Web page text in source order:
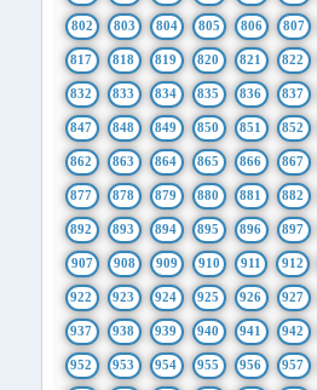
802 803 804 805 806 807
817 818 819 820 821 822
832 833 834 835 836 837
847 848 849 850 851 852
862 863 864 865 866 867
877 878 879 880 881 882
892 893 894 895 896 897
907 908 909 910 911 912
922 923 924 925 926 927
937 938 939 940 941 942
952 953 954 955 956 957